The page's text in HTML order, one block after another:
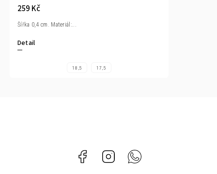
259 Kč
Detail
Šířka 0,4 cm. Materiál:...
18,5 17,5
Facebook Instagram